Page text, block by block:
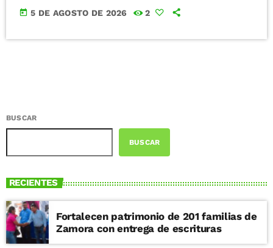
today 5 DE AGOSTO DE 2026 2
BUSCAR
BUSCAR
RECIENTES
Fortalecen patrimonio de 201 familias de
Zamora con entrega de escrituras